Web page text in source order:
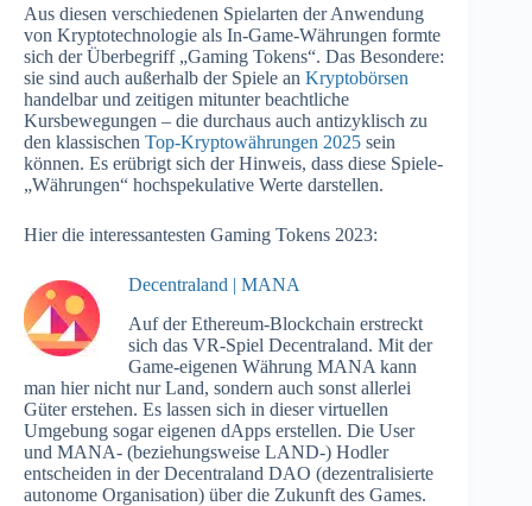
Aus diesen verschiedenen Spielarten der Anwendung
von Kryptotechnologie als In-Game-Währungen formte
sich der Überbegriff „Gaming Tokens“. Das Besondere:
sie sind auch außerhalb der Spiele an Kryptobörsen
handelbar und zeitigen mitunter beachtliche
Kursbewegungen – die durchaus auch antizyklisch zu
den klassischen Top-Kryptowährungen 2025 sein
können. Es erübrigt sich der Hinweis, dass diese Spiele-
„Währungen“ hochspekulative Werte darstellen.
Hier die interessantesten Gaming Tokens 2023:
Decentraland | MANA
Auf der Ethereum-Blockchain erstreckt
sich das VR-Spiel Decentraland. Mit der
Game-eigenen Währung MANA kann
man hier nicht nur Land, sondern auch sonst allerlei
Güter erstehen. Es lassen sich in dieser virtuellen
Umgebung sogar eigenen dApps erstellen. Die User
und MANA- (beziehungsweise LAND-) Hodler
entscheiden in der Decentraland DAO (dezentralisierte
autonome Organisation) über die Zukunft des Games.